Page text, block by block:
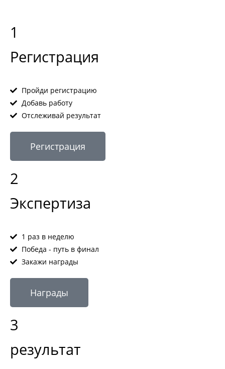
1
Регистрация
Пройди регистрацию
Добавь работу
Отслеживай результат
Регистрация
2
Экспертиза
1 раз в неделю
Победа - путь в финал
Закажи награды
Награды
3
результат